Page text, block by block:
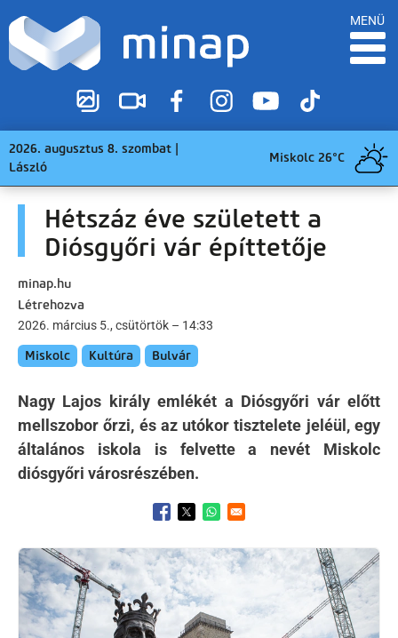
MENÜ
2026. augusztus 8. szombat |
László
Miskolc 26°C
Hétszáz éve született a
Diósgyőri vár építtetője
minap.hu
Létrehozva
2026. március 5., csütörtök – 14:33
Miskolc Kultúra Bulvár
Nagy Lajos király emlékét a Diósgyőri vár előtt
mellszobor őrzi, és az utókor tisztelete jeléül, egy
általános iskola is felvette a nevét Miskolc
diósgyőri városrészében.
Opens in a new window
Opens in a new window
Opens in a new window
Kép